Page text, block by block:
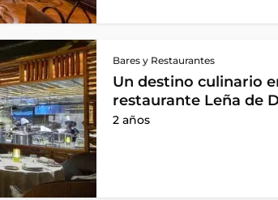
Bares y Restaurantes
Un destino culinario
restaurante Leña de
2 años